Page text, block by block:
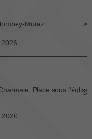
Muraz
Place sous l'église